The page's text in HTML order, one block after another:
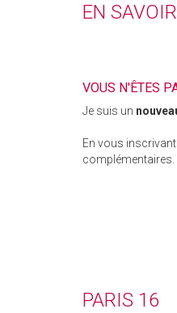
EN
VOUS N'ÊTES
Je suis un
En vous
complémentaires.
PARIS 16